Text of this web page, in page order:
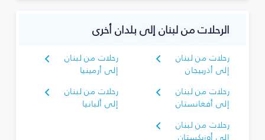
الرحلات من لبنان إلى بلدان أخرى
رحلات من لبنان
إلى أذربيجان
رحلات من لبنان
إلى أرمينيا
رحلات من لبنان
إلى أفغانستان
رحلات من لبنان
إلى ألبانيا
رحلات من لبنان